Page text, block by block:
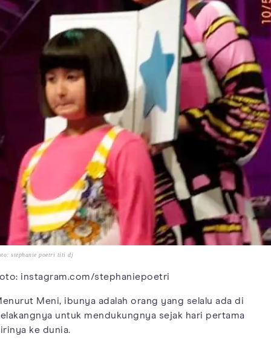
stephanie poetri titi dj
instagram.com/stephaniepoetri
Meni, ibunya adalah orang yang selalu ada di
untuk mendukungnya sejak hari pertama
ke dunia.